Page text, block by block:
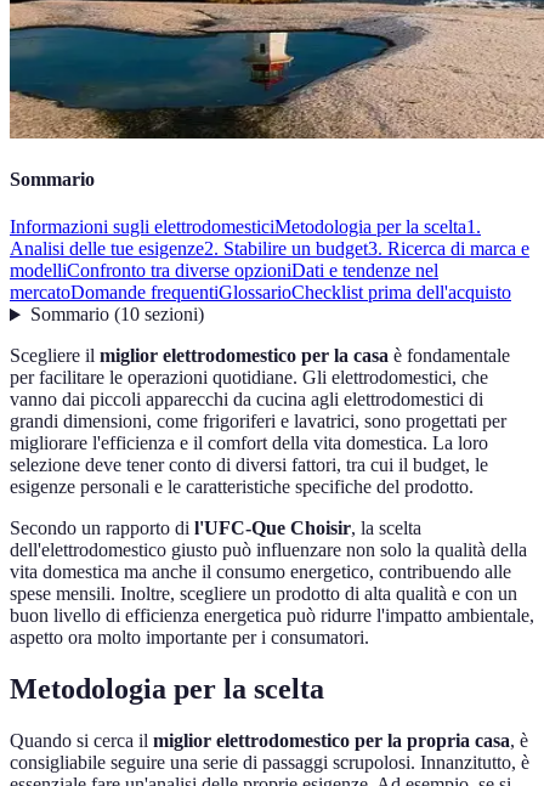
Sommario
Informazioni sugli elettrodomesticiMetodologia per la scelta1.
Analisi delle tue esigenze2. Stabilire un budget3. Ricerca di marca e
modelliConfronto tra diverse opzioniDati e tendenze nel
mercatoDomande frequentiGlossarioChecklist prima dell'acquisto
Sommario(10 sezioni)
Scegliere il miglior elettrodomestico per la casa è fondamentale
per facilitare le operazioni quotidiane. Gli elettrodomestici, che
vanno dai piccoli apparecchi da cucina agli elettrodomestici di
grandi dimensioni, come frigoriferi e lavatrici, sono progettati per
migliorare l'efficienza e il comfort della vita domestica. La loro
selezione deve tener conto di diversi fattori, tra cui il budget, le
esigenze personali e le caratteristiche specifiche del prodotto.
Secondo un rapporto di l'UFC-Que Choisir, la scelta
dell'elettrodomestico giusto può influenzare non solo la qualità della
vita domestica ma anche il consumo energetico, contribuendo alle
spese mensili. Inoltre, scegliere un prodotto di alta qualità e con un
buon livello di efficienza energetica può ridurre l'impatto ambientale,
aspetto ora molto importante per i consumatori.
Metodologia per la scelta
Quando si cerca il miglior elettrodomestico per la propria casa, è
consigliabile seguire una serie di passaggi scrupolosi. Innanzitutto, è